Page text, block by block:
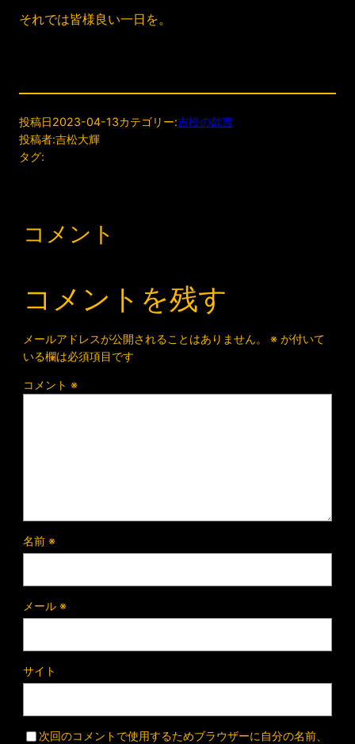
それでは皆様良い一日を。
投稿日2023-04-13カテゴリー:吉松の戯言
投稿者:吉松大輝
タグ:
コメント
コメントを残す
メールアドレスが公開されることはありません。 ※が付いて
いる欄は必須項目です
コメント ※
名前 ※
メール ※
サイト
次回のコメントで使用するためブラウザーに自分の名前、